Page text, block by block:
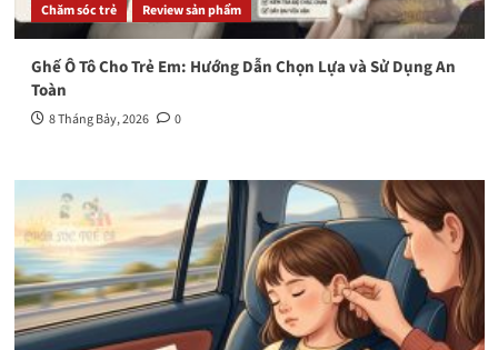
Chăm sóc trẻ Review sản phẩm
Ghế Ô Tô Cho Trẻ Em: Hướng Dẫn Chọn Lựa và Sử Dụng An
Toàn
8 Tháng Bảy, 2026 0